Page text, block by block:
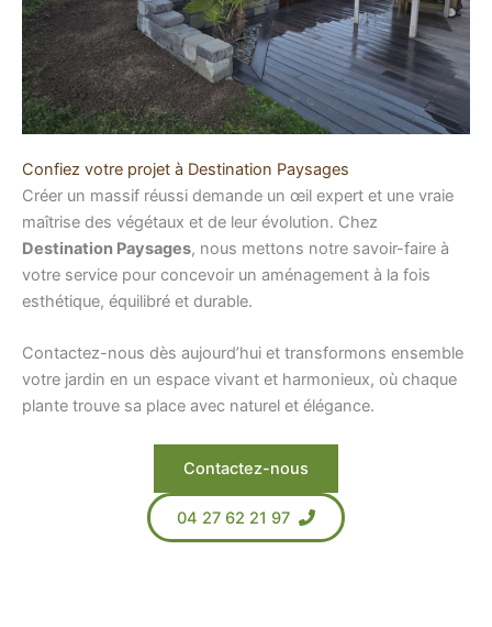
Confiez votre projet à Destination Paysages
Créer un massif réussi demande un œil expert et une vraie
maîtrise des végétaux et de leur évolution. Chez
Destination Paysages, nous mettons notre savoir-faire à
votre service pour concevoir un aménagement à la fois
esthétique, équilibré et durable.
Contactez-nous dès aujourd’hui et transformons ensemble
votre jardin en un espace vivant et harmonieux, où chaque
plante trouve sa place avec naturel et élégance.
Contactez-nous
04 27 62 21 97